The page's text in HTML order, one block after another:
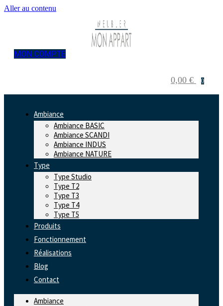
Aller au contenu
MON COMPTE
0,00 € 0
Ambiance
Ambiance BASIC
Ambiance SCANDI
Ambiance INDUS
Ambiance NATURE
Type
Type Studio
Type T2
Type T3
Type T4
Type T5
Produits
Fonctionnement
Réalisations
Blog
Contact
Ambiance